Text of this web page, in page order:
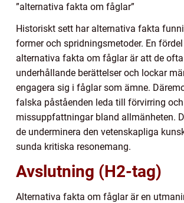
”alternativa fakta om fåglar”
Historiskt sett har alternativa fakta
former och spridningsmetoder. En
alternativa fakta om fåglar är att de
underhållande berättelser och lockar
engagera sig i fåglar som ämne.
falska påståenden leda till förvirring och
missuppfattningar bland allmänheten.
de underminera den vetenskapliga
sunda kritiska resonemang.
Avslutning (H2-tag)
Alternativa fakta om fåglar är en